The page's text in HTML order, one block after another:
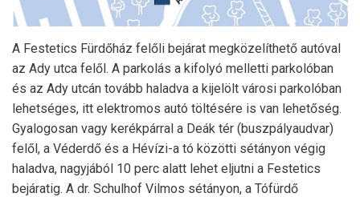
A Festetics Fürdőház felőli bejárat megközelíthető autóval
az Ady utca felől. A parkolás a kifolyó melletti parkolóban
és az Ady utcán tovább haladva a kijelölt városi parkolóban
lehetséges, itt elektromos autó töltésére is van lehetőség.
Gyalogosan vagy kerékpárral a Deák tér (buszpályaudvar)
felől, a Véderdő és a Hévízi-a tó közötti sétányon végig
haladva, nagyjából 10 perc alatt lehet eljutni a Festetics
bejáratig. A dr. Schulhof Vilmos sétányon, a Tófürdő